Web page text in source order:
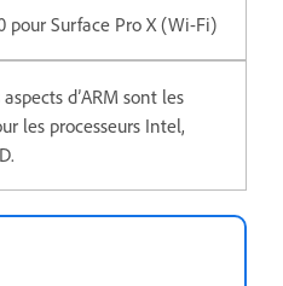
pour Surface Pro X (Wi-Fi)
d’ARM sont les
les processeurs Intel,